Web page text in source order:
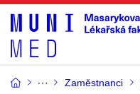
Zaměstnanci